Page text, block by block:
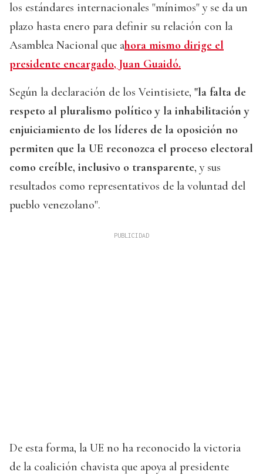
los estándares internacionales "mínimos" y se da un
plazo hasta enero para definir su relación con la
Asamblea Nacional que ahora mismo dirige el
presidente encargado, Juan Guaidó.
Según la declaración de los Veintisiete, "la falta de
respeto al pluralismo político y la inhabilitación y
enjuiciamiento de los líderes de la oposición no
permiten que la UE reconozca el proceso electoral
como creíble, inclusivo o transparente, y sus
resultados como representativos de la voluntad del
pueblo venezolano".
De esta forma, la UE no ha reconocido la victoria
de la coalición chavista que apoya al presidente